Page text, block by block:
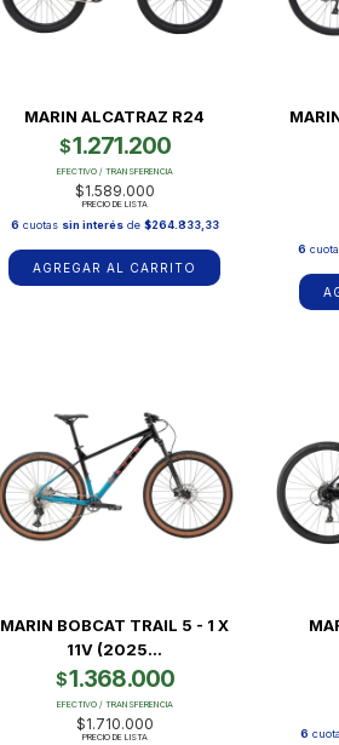
MARIN ALCATRAZ R24
$1.271.200
EFECTIVO / TRANSFERENCIA
$1.589.000
PRECIO DE LISTA
6 cuotas sin interésde $264.833,33
6
MARIN BOBCAT TRAIL 5 - 1 X
11V (2025...
$1.368.000
EFECTIVO / TRANSFERENCIA
$1.710.000
PRECIO DE LISTA 6